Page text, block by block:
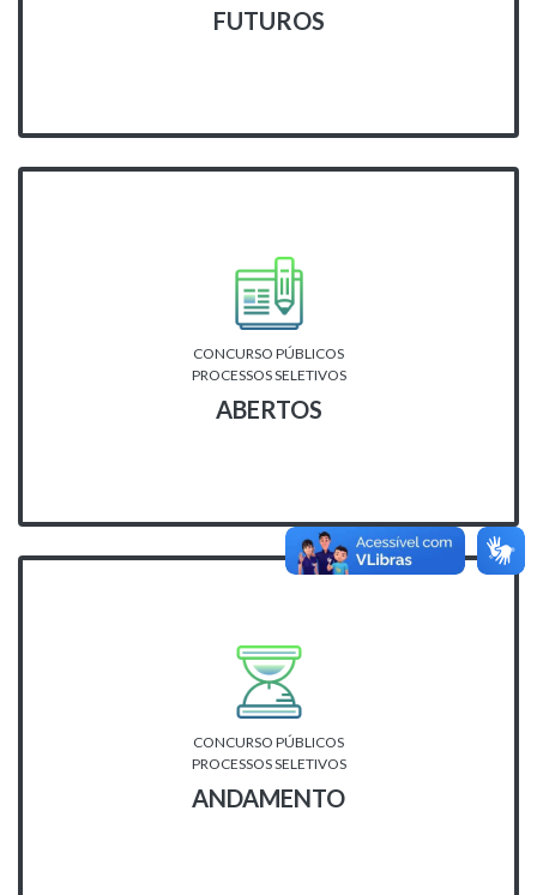
FUTUROS
CONCURSO PÚBLICOS
PROCESSOS SELETIVOS
ABERTOS
CONCURSO PÚBLICOS
PROCESSOS SELETIVOS
ANDAMENTO